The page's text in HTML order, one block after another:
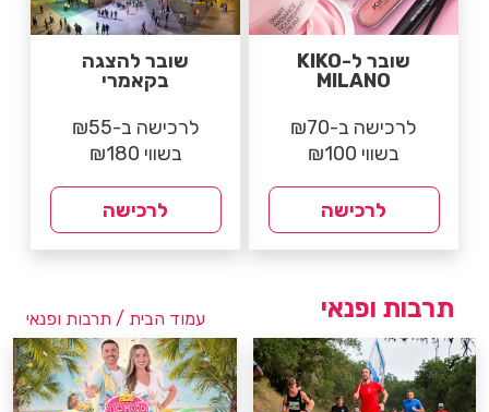
שובר ל-KIKO
MILANO
לרכישה ב-₪70
בשווי ₪100
לרכישה
שובר להצגה
בקאמרי
לרכישה ב-₪55
בשווי ₪180
לרכישה
עמוד הבית / תרבות ופנאי תרבות ופנאי